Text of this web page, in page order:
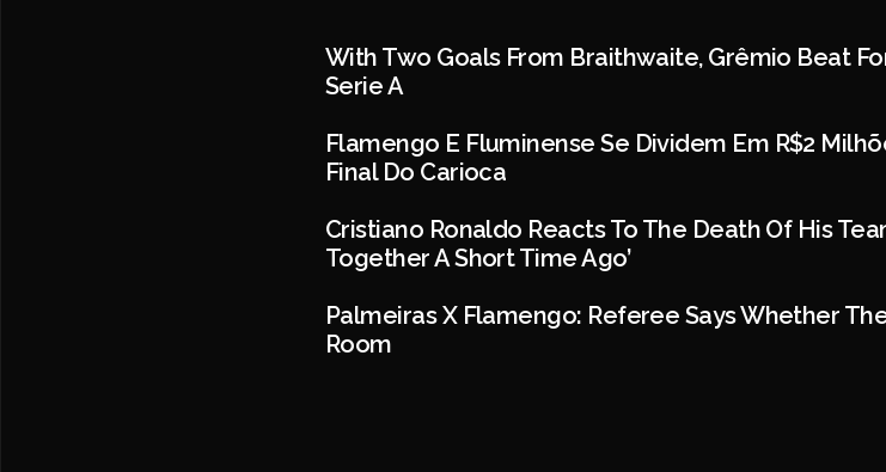
With Two Goals From Braithwaite, Grêmio Beat
Serie A
Flamengo E Fluminense Se Dividem Em R$2
Final Do Carioca
Cristiano Ronaldo Reacts To The Death Of His
Together A Short Time Ago’
Palmeiras X Flamengo: Referee Says Whether
Room